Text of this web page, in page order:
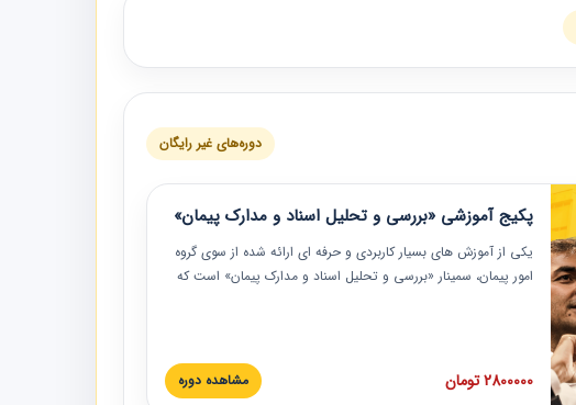
دوره‌های غیر رایگان
پکیج آموزشی «بررسی و تحلیل اسناد و مدارک پیمان»
یکی از آموزش‏‏‏‏‏‏ های بسیار کاربردی و حرفه‏ ای ارائه شده از سوی گروه
امور پیمان، سمینار «بررسی و تحلیل اسناد و مدارک پیمان» است که
عملی در این خصوص ارائه شده است.
2800000 تومان مشاهده دوره